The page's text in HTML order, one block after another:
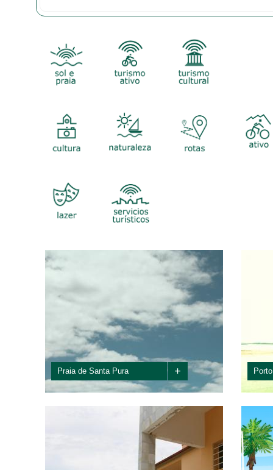
Sol e praia Turismo Ativo TURISMO
CULTURAL
-CULTURAL
-PLAYA Y
NATURALEZA
-RUTA -Turismo
-OCIO -OTROS
Praia de Santa Pura +